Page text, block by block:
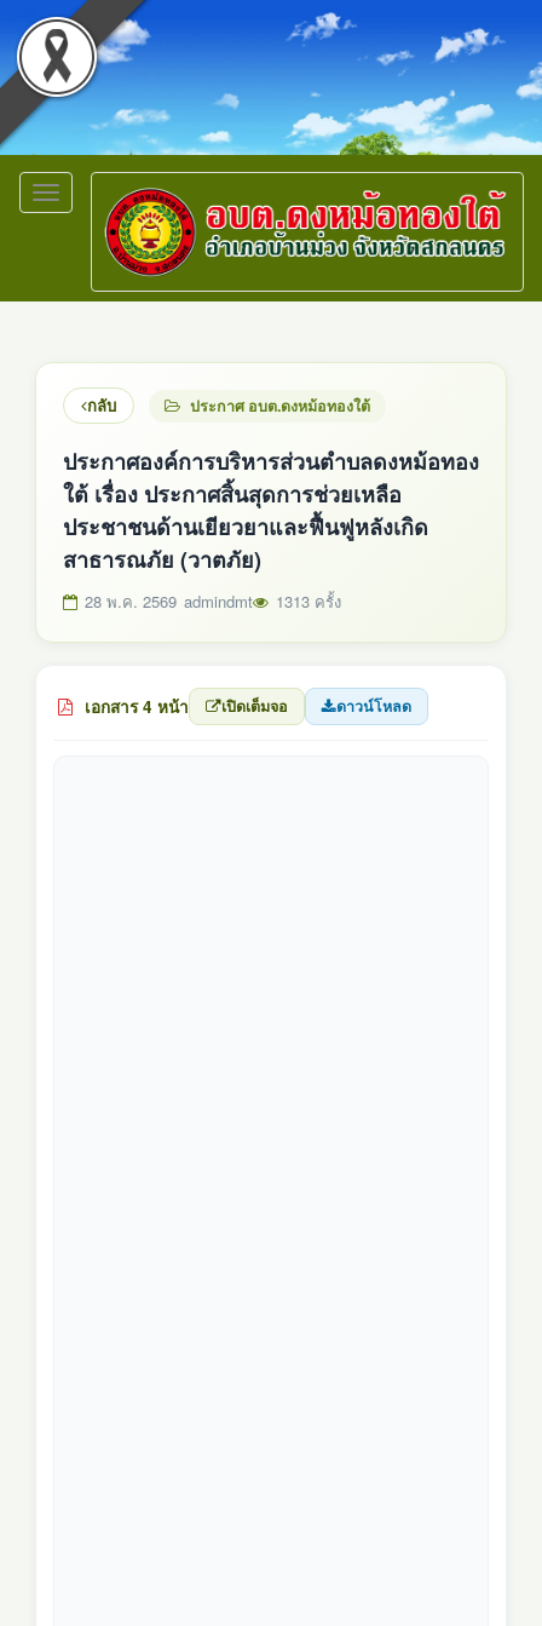
Toggle
navigation
กลับ ประกาศ อบต.ดงหม้อทองใต้
ประกาศองค์การบริหารส่วนตำบลดงหม้อทอง
ใต้ เรื่อง ประกาศสิ้นสุดการช่วยเหลือ
ประชาชนด้านเยียวยาและฟื้นฟูหลังเกิด
สาธารณภัย (วาตภัย)
28 พ.ค. 2569 admindmt 1313 ครั้ง
เอกสาร 4 หน้า เปิดเต็มจอ ดาวน์โหลด